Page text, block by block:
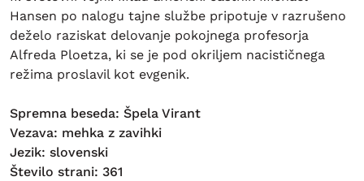
Hansen po nalogu tajne službe pripotuje v razrušeno
deželo raziskat delovanje pokojnega profesorja
Alfreda Ploetza, ki se je pod okriljem nacističnega
režima proslavil kot evgenik.
Spremna beseda: Špela Virant
Vezava: mehka z zavihki
Jezik: slovenski
Število strani: 361